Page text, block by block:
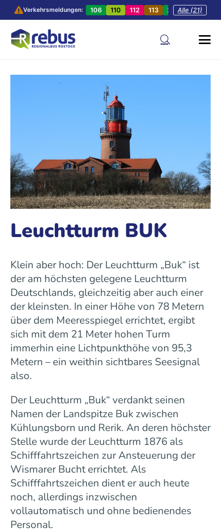
Verkehrsmeldungen: 106 110 112 113 201 202
Alle (21)
Leuchtturm BUK
Klein aber hoch: Der Leuchtturm „Buk“ ist
der am höchsten gelegene Leuchtturm
Deutschlands, gleichzeitig aber auch einer
der kleinsten. In einer Höhe von 78 Metern
über dem Meeresspiegel errichtet, ergibt
sich mit dem 21 Meter hohen Turm
immerhin eine Lichtpunkthöhe von 95,3
Metern – ein weithin sichtbares Seesignal
also.
Der Leuchtturm „Buk“ verdankt seinen
Namen der Landspitze Buk zwischen
Kühlungsborn und Rerik. An deren höchster
Stelle wurde der Leuchtturm 1876 als
Schifffahrtszeichen zur Ansteuerung der
Wismarer Bucht errichtet. Als
Schifffahrtszeichen dient er auch heute
noch, allerdings inzwischen
vollautomatisch und ohne bedienendes
Personal.